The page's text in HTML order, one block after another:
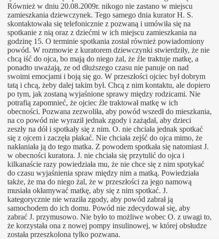
Również w dniu 20.08.2009r. nikogo nie zastano w miejscu
zamieszkania dziewczynek. Tego samego dnia kurator H. S.
skontaktowała się telefonicznie z pozwaną i umówiła się na
spotkanie z nią oraz z dziećmi w ich miejscu zamieszkania na
godzinę 15. O terminie spotkania został również powiadomiony
powód. W rozmowie z kuratorem dziewczynki stwierdziły, że nie
chcą iść do ojca, bo mają do niego żal, że źle traktuje matkę, a
ponadto uważają, ze od dłuższego czasu nie panuje on nad
swoimi emocjami i boją się go. W przeszłości ojciec był dobrym
tatą i chcą, żeby dalej takim był. Chcą z nim kontaktu, ale dopiero
po tym, jak zostaną wyjaśnione sprawy między rodzicami. Nie
potrafią zapomnieć, że ojciec źle traktował matkę w ich
obecności. Pozwana zezwoliła, aby powód wszedł do mieszkania,
na co powód nie wyraził jednak zgody i zażądał, aby dzieci
zeszły na dół i spotkały się z nim. O. nie chciała jednak spotkać
się z ojcem i zaczęła płakać. Nie chciała zejść do ojca mimo, że
nakłaniała ją do tego matka. Z powodem spotkała się natomiast J.
w obecności kuratora. J. nie chciała się przytulić do ojca i
kilkanaście razy powiedziała mu, że nie chce się z nim spotykać
do czasu wyjaśnienia spraw między nim a matką. Powiedziała
także, że ma do niego żal, że w przeszłości za jego namową
musiała okłamywać matkę, aby się z nim spotkać. J.
kategorycznie nie wraziła zgody, aby powód zabrał ją
samochodem do ich domu. Powód nie zdecydował się, aby
zabrać J. przymusowo. Nie było to możliwe wobec O. z uwagi to,
że korzystała ona z nowej pompy insulinowej, w której obsłudze
została przeszkolona tylko pozwana.